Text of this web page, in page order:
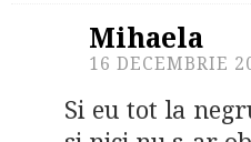
Mihaela
16 DECEMBRIE
Si eu tot la